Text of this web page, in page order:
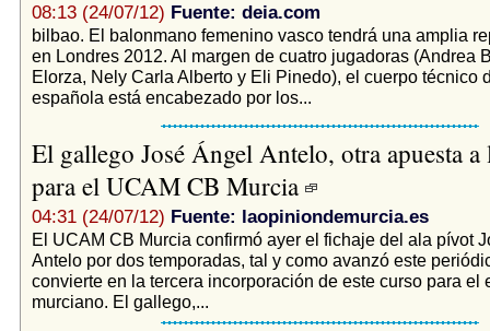
08:13 (24/07/12) Fuente: deia.com
bilbao. El balonmano femenino vasco tendrá una amplia
en Londres 2012. Al margen de cuatro jugadoras (Andrea
Elorza, Nely Carla Alberto y Eli Pinedo), el cuerpo técnico
española está encabezado por los...
El gallego José Ángel Antelo, otra apuesta
para el UCAM CB Murcia
04:31 (24/07/12) Fuente: laopiniondemurcia.es
­­El UCAM CB Murcia confirmó ayer el fichaje del ala pívot
Antelo por dos temporadas, tal y como avanzó este
convierte en la tercera incorporación de este curso para el
murciano. El gallego,...